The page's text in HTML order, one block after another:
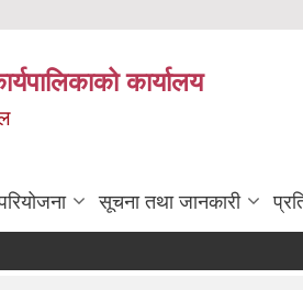
कार्यालय
सूचना तथा जानकारी